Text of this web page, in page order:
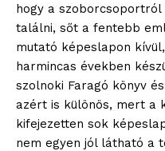
hogy a
találni, sőt a fentebb
mutató képeslapon
harmincas években
szolnoki Faragó könyv
azért is különös, mert a
kifejezetten sok
nem egyen jól látható a